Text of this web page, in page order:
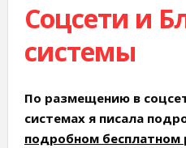
Соцсети и
системы
По размещению в
системах я писала
подробном бесплатном